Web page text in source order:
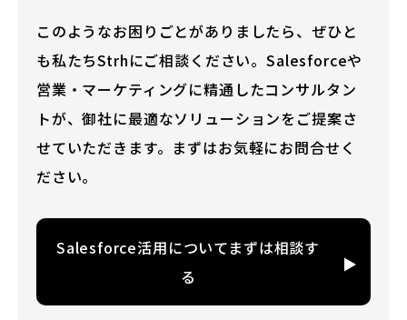
このようなお困りごとがありましたら、ぜひと
も私たちStrhにご相談ください。Salesforceや
営業・マーケティングに精通したコンサルタン
トが、御社に最適なソリューションをご提案さ
せていただきます。まずはお気軽にお問合せく
ださい。
Salesforce活用についてまずは相談す
る